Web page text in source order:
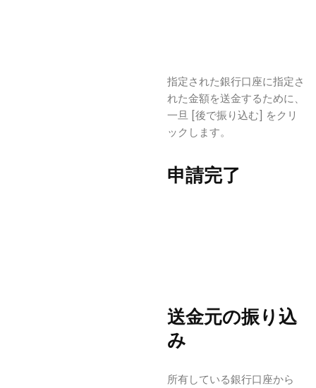
指定された銀行口座に指定さ
れた金額を送金するために、
一旦 [後で振り込む] をクリ
ックします。
申請完了
送金元の振り込
み
所有している銀行口座から